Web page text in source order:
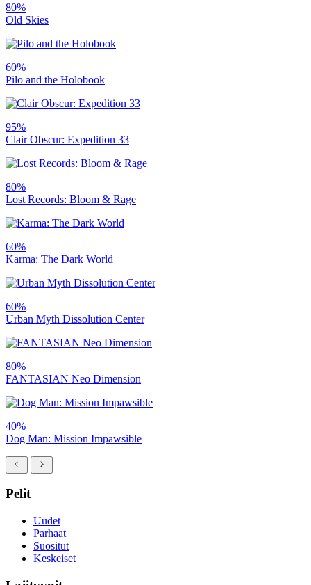
80%
Old Skies
60%
Pilo and the Holobook
95%
Clair Obscur: Expedition 33
80%
Lost Records: Bloom & Rage
60%
Karma: The Dark World
60%
Urban Myth Dissolution Center
80%
FANTASIAN Neo Dimension
40%
Dog Man: Mission Impawsible
Pelit
Uudet
Parhaat
Suositut
Keskeiset